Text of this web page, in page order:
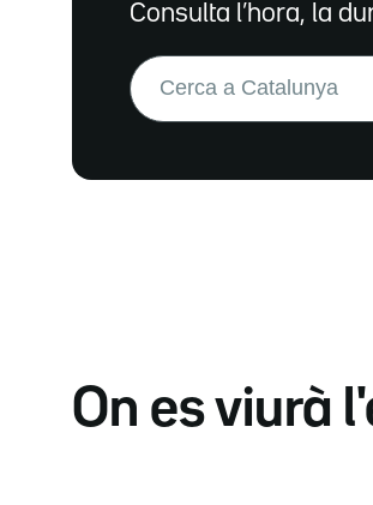
Consulta l’hora, la
Buscar:
On es viurà